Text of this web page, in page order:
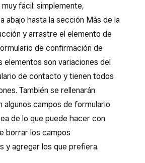
fácil: simplemente,
abajo hasta la sección Más de la
y arrastre el elemento de
de confirmación de
elementos son variaciones del
de contacto y tienen todos
También se rellenarán
algunos campos de formulario
de lo que puede hacer con
borrar los campos
y agregar los que prefiera.